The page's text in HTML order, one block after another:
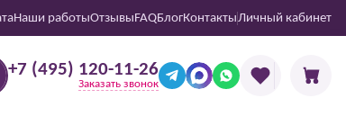
Наши работыОтзывыFAQБлогКонтактыЛичный кабинет
+7 (495) 120-11-26
Заказать звонок